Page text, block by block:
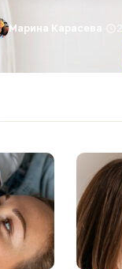
Марина Карасева